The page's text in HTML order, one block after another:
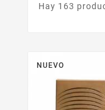
Hay 163
NUEVO